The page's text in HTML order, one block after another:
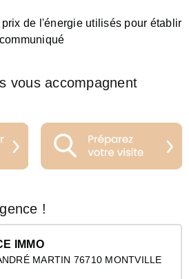
de l'énergie utilisés pour établir
vous accompagnent
!
IMMO
MARTIN 76710 MONTVILLE